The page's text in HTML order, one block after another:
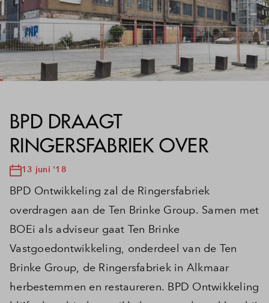
BPD DRAAGT
RINGERSFABRIEK OVER
13 juni '18
BPD Ontwikkeling zal de Ringersfabriek
overdragen aan de Ten Brinke Group. Samen met
BOEi als adviseur gaat Ten Brinke
Vastgoedontwikkeling, onderdeel van de Ten
Brinke Group, de Ringersfabriek in Alkmaar
herbestemmen en restaureren. BPD Ontwikkeling